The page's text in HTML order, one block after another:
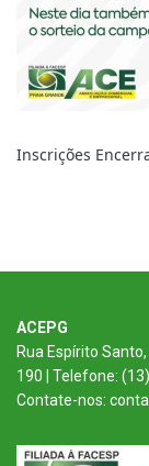
ACEPG
Rua Espírito
190 | Telefone:
Contate-nos: